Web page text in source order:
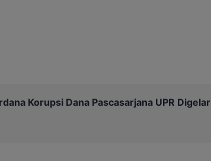
Korupsi Dana Pascasarjana UPR Digelar